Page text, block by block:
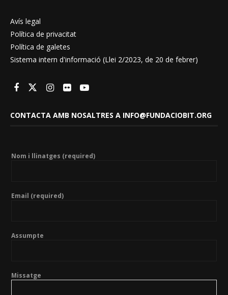
Avís legal
Política de privacitat
Política de galetes
Sistema intern d'informació (Llei 2/2023, de 20 de febrer)
CONTACTA AMB NOSALTRES A INFO@FUNDACIOBIT.ORG
Nom i llinatges (required)
Email (required)
Assumpte
Missatge